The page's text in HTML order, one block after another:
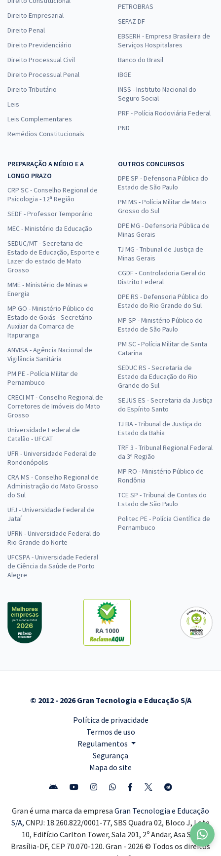
Direito Empresarial
Direito Penal
Direito Previdenciário
Direito Processual Civil
Direito Processual Penal
Direito Tributário
Leis
Leis Complementares
Remédios Constitucionais
PETROBRAS
SEFAZ DF
EBSERH - Empresa Brasileira de
Serviços Hospitalares
Banco do Brasil
IBGE
INSS - Instituto Nacional do
Seguro Social
PRF - Polícia Rodoviária Federal
PND
PREPARAÇÃO A MÉDIO E A
LONGO PRAZO
CRP SC - Conselho Regional de
Psicologia - 12ª Região
SEDF - Professor Temporário
MEC - Ministério da Educação
SEDUC/MT - Secretaria de
Estado de Educação, Esporte e
Lazer do estado de Mato
Grosso
MME - Ministério de Minas e
Energia
MP GO - Ministério Público do
Estado de Goiás - Secretário
Auxiliar da Comarca de
Itapuranga
ANVISA - Agência Nacional de
Vigilância Sanitária
PM PE - Polícia Militar de
Pernambuco
CRECI MT - Conselho Regional de
Corretores de Imóveis do Mato
Grosso
Universidade Federal de
Catalão - UFCAT
UFR - Universidade Federal de
Rondonópolis
CRA MS - Conselho Regional de
Administração do Mato Grosso
do Sul
UFJ - Universidade Federal de
Jataí
UFRN - Universidade Federal do
Rio Grande do Norte
UFCSPA - Universidade Federal
de Ciência da Saúde de Porto
Alegre
OUTROS CONCURSOS
DPE SP - Defensoria Pública do
Estado de São Paulo
PM MS - Polícia Militar de Mato
Grosso do Sul
DPE MG - Defensoria Pública de
Minas Gerais
TJ MG - Tribunal de Justiça de
Minas Gerais
CGDF - Controladoria Geral do
Distrito Federal
DPE RS - Defensoria Pública do
Estado do Rio Grande do Sul
MP SP - Ministério Público do
Estado de São Paulo
PM SC - Polícia Militar de Santa
Catarina
SEDUC RS - Secretaria de
Estado da Educação do Rio
Grande do Sul
SEJUS ES - Secretaria da Justiça
do Espírito Santo
TJ BA - Tribunal de Justiça do
Estado da Bahia
TRF 3 - Tribunal Regional Federal
da 3ª Região
MP RO - Ministério Público de
Rondônia
TCE SP - Tribunal de Contas do
Estado de São Paulo
Politec PE - Polícia Científica de
Pernambuco
RA 1000
© 2012 - 2026 Gran Tecnologia e Educação S/A
Política de privacidade
Termos de uso
Regulamentos
Segurança
Mapa do site
Gran é uma marca da empresa Gran Tecnologia e Educação
S/A, CNPJ: 18.260.822/0001-77, SBS Quadra 02, Bloco J, Lote
10, Edifício Carlton Tower, Sala 201, 2º Andar, Asa Sul,
Brasília-DF, CEP 70.070-120. Gran - 2026 © Todos os direitos